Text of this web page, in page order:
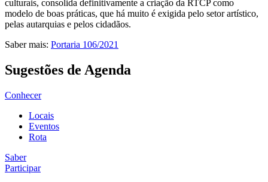
culturais, consolida definitivamente a criação da RTCP como
modelo de boas práticas, que há muito é exigida pelo setor artístico,
pelas autarquias e pelos cidadãos.
Saber mais: Portaria 106/2021
Sugestões de Agenda
Conhecer
Locais
Eventos
Rota
Saber
Participar